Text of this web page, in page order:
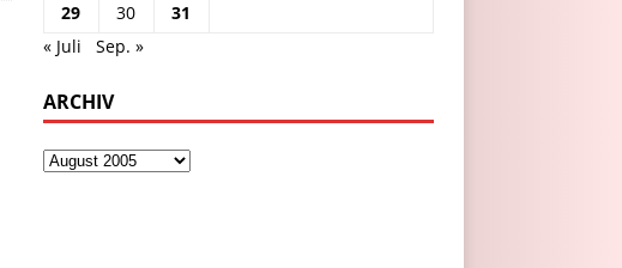
29
30
31
« Juli
Sep. »
ARCHIV